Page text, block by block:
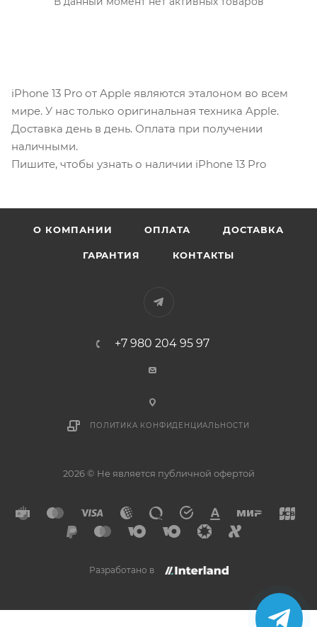
iPhone 13 Pro от Apple являются эталоном во всем
мире. У нас только оригинальная техника Apple.
Доставка день в день. Оплата при получении
наличными.
Пишите, чтобы узнать о наличии iPhone 13 Pro
О КОМПАНИИ ОПЛАТА ДОСТАВКА
ГАРАНТИЯ КОНТАКТЫ
+7 980 204 95 97
ПОЛИТИКА КОНФИДЕНЦИАЛЬНОСТИ
2026 © Не является публичной офертой
Разработано в